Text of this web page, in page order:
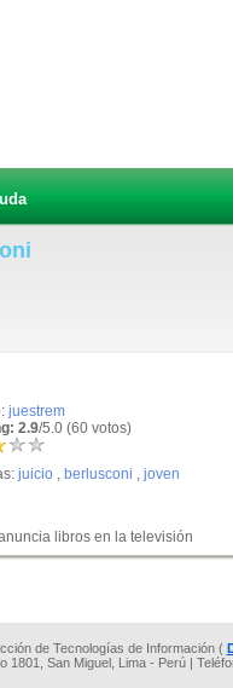
juestrem
2.9/5.0 (60 votos)
juicio , berlusconi , joven
libros en la televisión
de Tecnologías de Información (
1801, San Miguel, Lima - Perú |